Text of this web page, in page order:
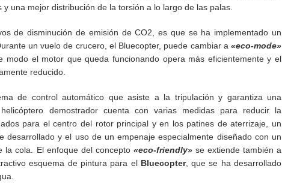
una mejor distribución de la torsión a lo largo de las palas.
de disminución de emisión de CO2, es que se ha implementado un
un vuelo de crucero, el Bluecopter, puede cambiar a «eco-mode»
el motor que queda funcionando opera más eficientemente y el
reducido.
de control automático que asiste a la tripulación y garantiza una
demostrador cuenta con varias medidas para reducir la
para el centro del rotor principal y en los patines de aterrizaje, un
desarrollado y el uso de un empenaje especialmente diseñado con un
la cola. El enfoque del concepto «eco-friendly»se extiende también a
esquema de pintura para el Bluecopter, que se ha desarrollado